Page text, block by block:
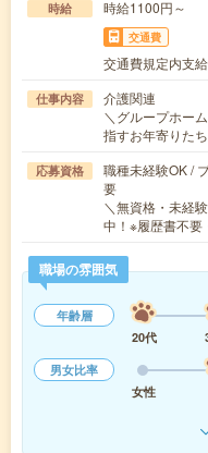
時給 時給1100円～
交通費
交通費規定内支給
仕事内容
介護関連
＼グループホー
指すお年寄りた
応募資格
職種未経験OK /
要
＼無資格・未経
中！※履歴書不
職場の雰囲気
年齢層
20代
男女比率
女性